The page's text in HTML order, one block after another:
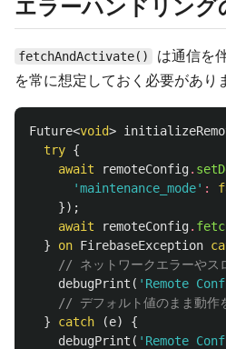
エラーハンドリング
fetchAndActivate()
は通信を
を常に想定しておく必要があり
Future<void>
try {
await
remoteConfig.
'maintenance_mode' :
});
await
remoteConfig.
}
on FirebaseException
// ネットワークエラーやス
debugPrint ( 'Remote
// デフォルト値のまま動作
}
catch (e)
{
debugPrint ( 'Remote